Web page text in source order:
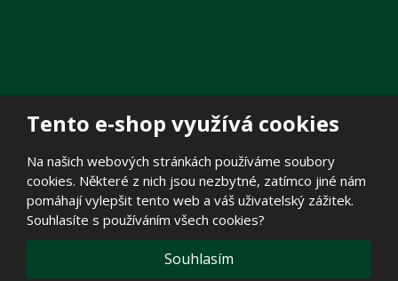
Tento e-shop využívá cookies
Na našich webových stránkách používáme soubory
cookies. Některé z nich jsou nezbytné, zatímco jiné nám
pomáhají vylepšit tento web a váš uživatelský zážitek.
Souhlasíte s používáním všech cookies?
Souhlasím
Prohlášení o přístupnosti |Mapa stránek |Zásady zpracování
osobních údajů|Politika cookies
VYROBILA
E
B
R
Á
MasterCard
Maestro